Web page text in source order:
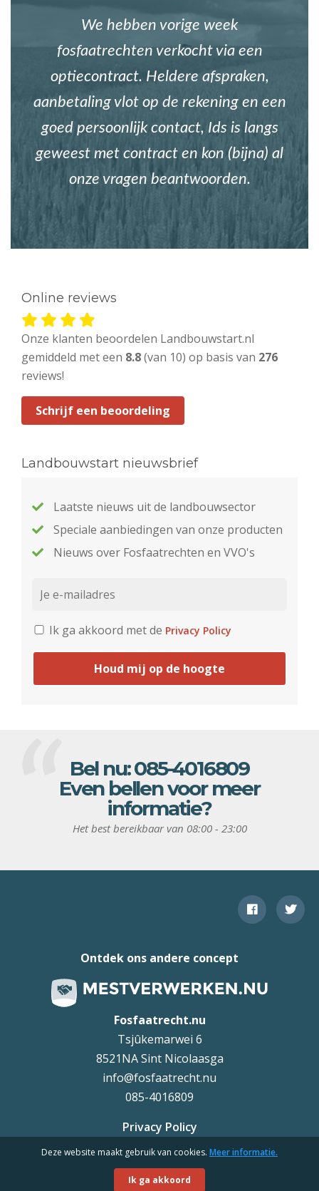
We hebben vorige week
fosfaatrechten verkocht via een
optiecontract. Heldere afspraken,
aanbetaling vlot op de rekening en een
goed persoonlijk contact, Ids is langs
geweest met contract en kon (bijna) al
onze vragen beantwoorden.
Online reviews
Onze klanten beoordelen Landbouwstart.nl
gemiddeld met een 8.8(van 10) op basis van 276
reviews!
Schrijf een beoordeling
Landbouwstart nieuwsbrief
Laatste nieuws uit de landbouwsector
Speciale aanbiedingen van onze producten
Nieuws over Fosfaatrechten en VVO's
Ik ga akkoord met de Privacy Policy
Houd mij op de hoogte
Bel nu:085-4016809
Even bellen voor meer
informatie?
Het best bereikbaar van 08:00 - 23:00
Fosfaatrecht.nu
Tsjûkemarwei 6
8521NA Sint Nicolaasga
info@fosfaatrecht.nu
085-4016809
Ontdek ons andere concept
Privacy Policy
©Uteq
Deze website maakt gebruik van cookies. Meer informatie.
Ik ga akkoord